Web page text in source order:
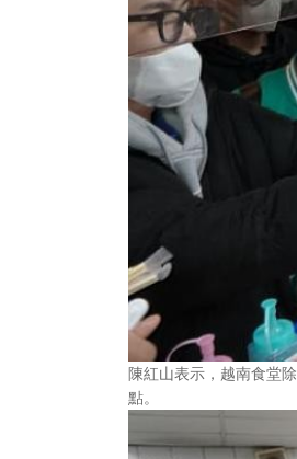
陳紅山表示，越南食堂
點。